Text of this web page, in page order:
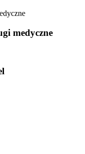
medyczne